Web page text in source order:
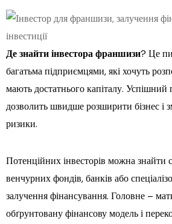
Де знайти інвестора франшизи? Це
багатьма підприємцями, які хочуть
мають достатнього капіталу. Успішний
дозволить швидше розширити бізнес і
ризики.
Потенційних інвесторів можна знайти
венчурних фондів, банків або
залучення фінансування. Головне –
обґрунтовану фінансову модель і